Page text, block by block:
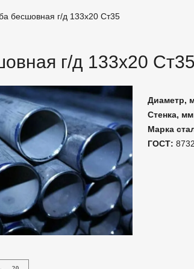
бесшовная г/д 133х20 Ст35
г/д 133х20 Ст35
Диаметр,
Стенка,
Марка
ГОСТ: